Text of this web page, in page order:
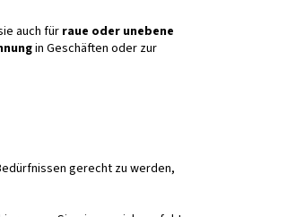
auch fürraue oder unebene
in Geschäften oder zur
gerecht zu werden,